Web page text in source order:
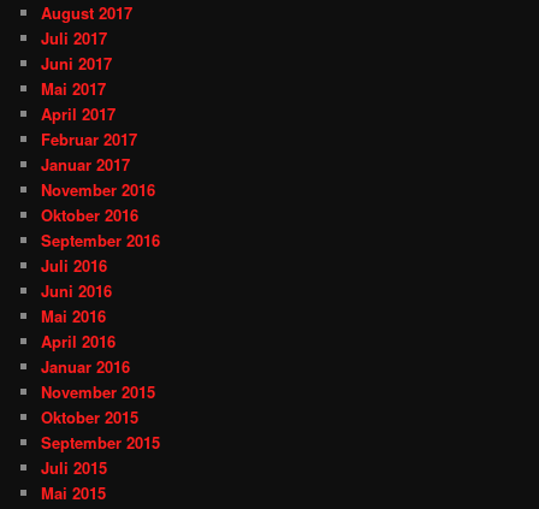
August 2017
Juli 2017
Juni 2017
Mai 2017
April 2017
Februar 2017
Januar 2017
November 2016
Oktober 2016
September 2016
Juli 2016
Juni 2016
Mai 2016
April 2016
Januar 2016
November 2015
Oktober 2015
September 2015
Juli 2015
Mai 2015